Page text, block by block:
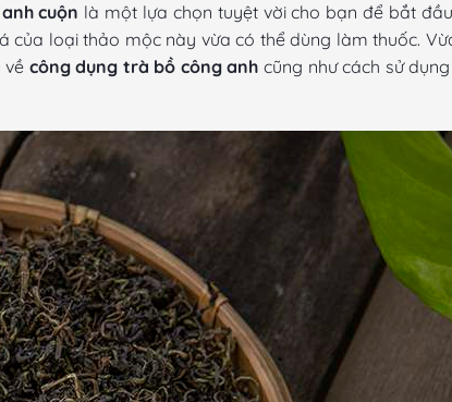
cuộn là một lựa chọn tuyệt vời cho bạn để bắt
của loại thảo mộc này vừa có thể dùng làm thuốc.
về công dụng trà bồ công anh cũng như cách sử